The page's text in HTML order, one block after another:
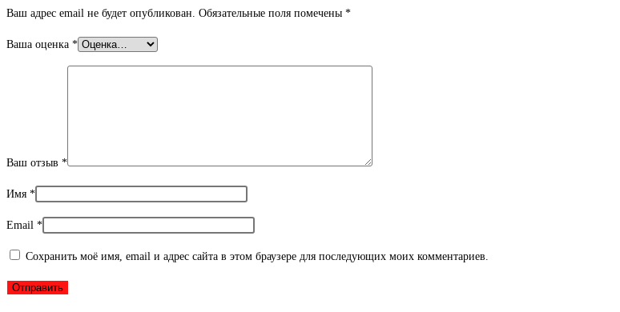
Ваш адрес email не будет опубликован. Обязательные поля помечены *
Ваша оценка *
Ваш отзыв *
Имя *
Email *
Сохранить моё имя, email и адрес сайта в этом браузере для последующих моих комментариев.